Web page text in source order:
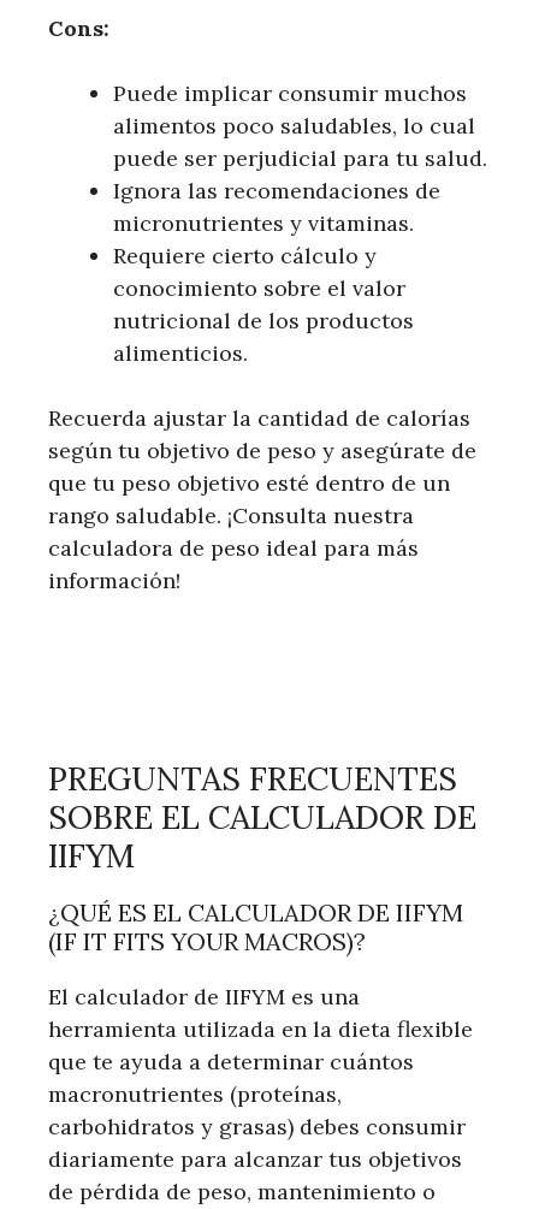
Cons:
Puede implicar consumir muchos
alimentos poco saludables, lo cual
puede ser perjudicial para tu salud.
Ignora las recomendaciones de
micronutrientes y vitaminas.
Requiere cierto cálculo y
conocimiento sobre el valor
nutricional de los productos
alimenticios.
Recuerda ajustar la cantidad de calorías
según tu objetivo de peso y asegúrate de
que tu peso objetivo esté dentro de un
rango saludable. ¡Consulta nuestra
calculadora de peso ideal para más
información!
PREGUNTAS FRECUENTES
SOBRE EL CALCULADOR DE
IIFYM
¿QUÉ ES EL CALCULADOR DE IIFYM
(IF IT FITS YOUR MACROS)?
El calculador de IIFYM es una
herramienta utilizada en la dieta flexible
que te ayuda a determinar cuántos
macronutrientes (proteínas,
carbohidratos y grasas) debes consumir
diariamente para alcanzar tus objetivos
de pérdida de peso, mantenimiento o